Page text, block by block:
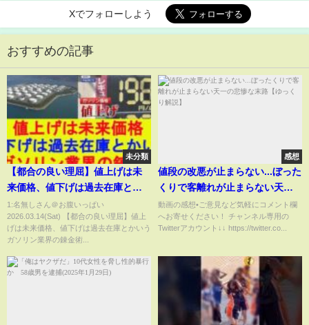
Xでフォローしよう
おすすめの記事
未分類
【都合の良い理屈】値上げは未
来価格、値下げは過去在庫とか
いうガソリン業界の錬金術【2ch
まとめ】【2chスレ】【5chス
レ】【ゆっくり】
1:名無しさん＠お腹いっぱい
2026.03.14(Sat) 【都合の良い理屈】値上
げは未来価格、値下げは過去在庫とかいう
ガソリン業界の錬金術...
感想
値段の改悪が止まらない...ぼった
くりで客離れが止まらない天一
の悲惨な末路【ゆっくり解説】
動画の感想•ご意見など気軽にコメント欄
へお寄せください！ チャンネル専用の
Twitterアカウント↓↓ https://twitter.co...